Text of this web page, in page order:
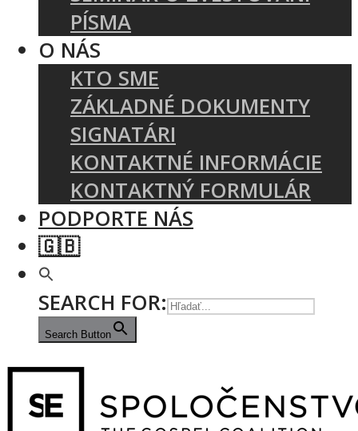
PÍSMA
O NÁS
KTO SME
ZÁKLADNÉ DOKUMENTY
SIGNATÁRI
KONTAKTNÉ INFORMÁCIE
KONTAKTNÝ FORMULÁR
PODPORTE NÁS
🇬🇧
SEARCH FOR:
Search Button